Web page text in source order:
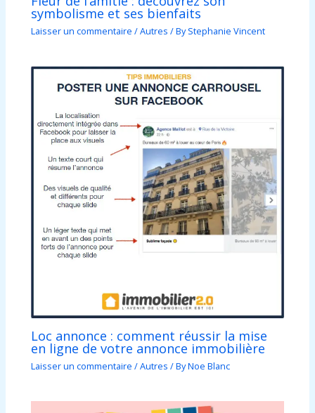
symbolisme et ses bienfaits
Laisser un commentaire /Autres / ByStephanie Vincent
Loc annonce : comment réussir la mise
en ligne de votre annonce immobilière
Laisser un commentaire /Autres / ByNoe Blanc